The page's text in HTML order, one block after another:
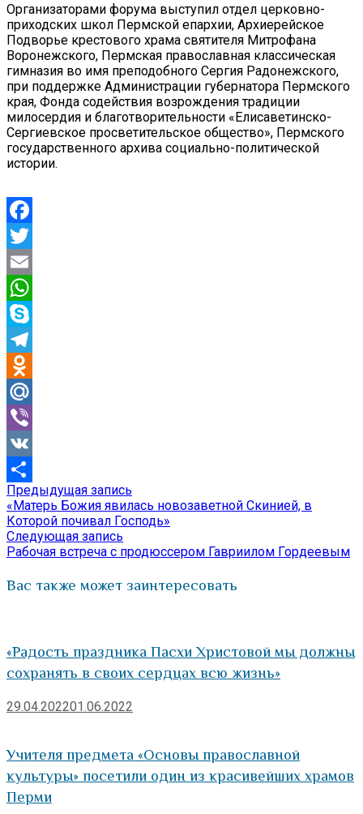
Организаторами форума выступил отдел церковно-
приходских школ Пермской епархии, Архиерейское
Подворье крестового храма святителя Митрофана
Воронежского, Пермская православная классическая
гимназия во имя преподобного Сергия Радонежского,
при поддержке Администрации губернатора Пермского
края, Фонда содействия возрождения традиции
милосердия и благотворительности «Елисаветинско-
Сергиевское просветительское общество», Пермского
государственного архива социально-политической
истории.
Facebook
Twitter
Email
WhatsApp
Skype
Telegram
Odnoklassniki
Mail.Ru
Viber
VK
Отправить
Навигация
по
записям
Предыдущая запись
запись:
«Матерь Божия явилась новозаветной Скинией, в
Которой почивал Господь»
Следующая запись
запись:
Рабочая встреча с продюссером Гавриилом Гордеевым
Вас также может заинтересовать
«Радость праздника Пасхи Христовой мы должны
сохранять в своих сердцах всю жизнь»
29.04.202201.06.2022
Учителя предмета «Основы православной
культуры» посетили один из красивейших храмов
Перми